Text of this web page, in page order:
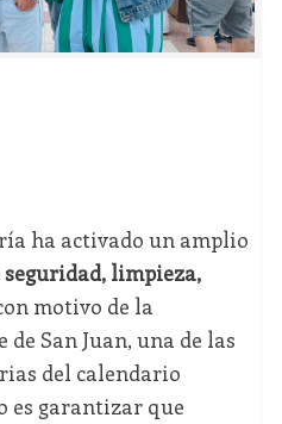
ha activado un amplio
limpieza,
motivo de la
San Juan, una de las
del calendario
es garantizar que